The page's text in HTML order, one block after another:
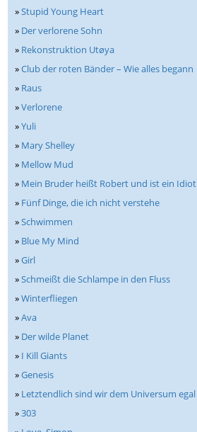
»Stupid Young Heart
» Der verlorene Sohn
» Rekonstruktion Utøya
»Club der roten Bänder – Wie alles begann
» Raus
»Verlorene
»Yuli
» Mary Shelley
» Mellow Mud
» Mein Bruder heißt Robert und ist ein Idiot
» Fünf Dinge, die ich nicht verstehe
»Schwimmen
» Blue My Mind
»Girl
»Schmeißt die Schlampe in den Fluss
»Winterfliegen
»Ava
» Der wilde Planet
» I Kill Giants
»Genesis
» Letztendlich sind wir dem Universum egal
»303